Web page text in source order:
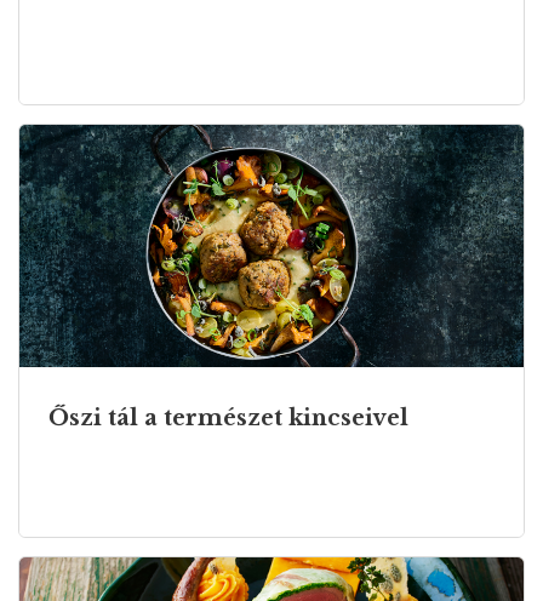
Őszi tál a természet kincseivel